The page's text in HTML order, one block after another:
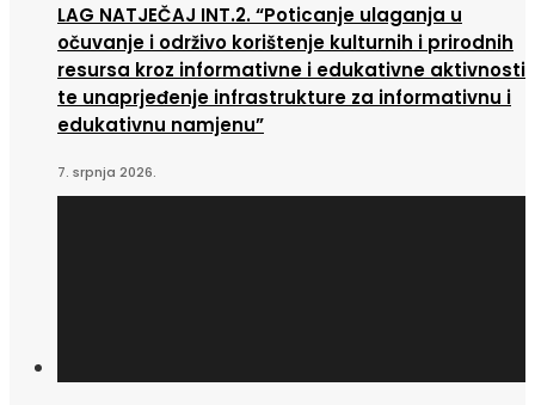
LAG NATJEČAJ INT.2. “Poticanje ulaganja u
očuvanje i održivo korištenje kulturnih i prirodnih
resursa kroz informativne i edukativne aktivnosti
te unaprjeđenje infrastrukture za informativnu i
edukativnu namjenu”
7. srpnja 2026.